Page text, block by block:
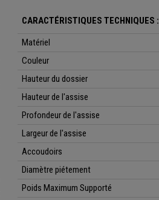
CARACTÉRISTIQUES TECHNIQUES :
Matériel
Couleur
Hauteur du dossier
Hauteur de l'assise
Profondeur de l'assise
Largeur de l'assise
Accoudoirs
Diamètre piétement
Poids Maximum Supporté